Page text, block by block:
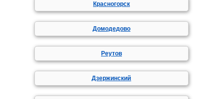
Красногорск
Домодедово
Реутов
Дзержинский